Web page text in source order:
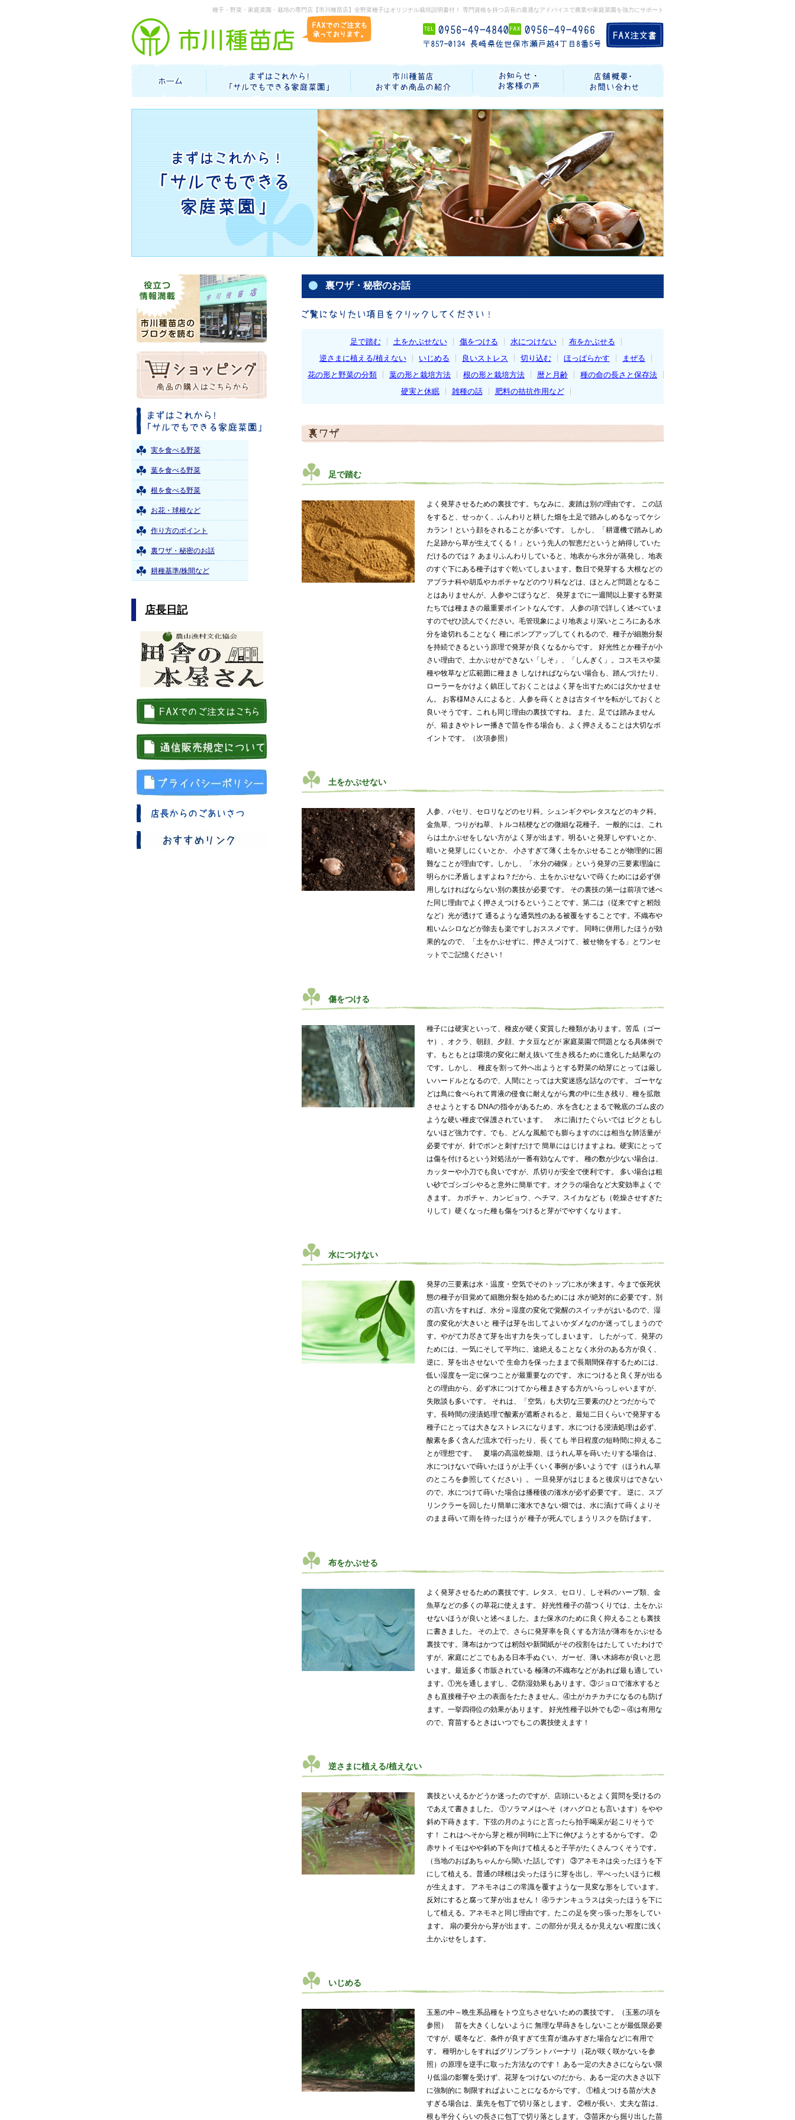
種子・野菜・家庭菜園・栽培の専門店【市川種苗店】全野菜種子はオリジナル栽培説明書付！ 専門資格を持つ店長の最適なアドバイスで農業や家庭菜園を強力にサポート
裏ワザ・秘密のお話
足で踏む 土をかぶせない 傷をつける 水につけない
布をかぶせる
逆さまに植える/植えない
いじめる 良いストレス 切り込む ほっぱらかす
まぜる
花の形と野菜の分類
葉の形と栽培方法 根の形と栽培方法 暦と月齢
種の命の長さと保存法
硬実と休眠
雑種の話 肥料の拮抗作用など
足で踏む
よく発芽させるための裏技です。ちなみに、麦踏は別の理由です。 この話
をすると、せっかく、ふんわりと耕した畑を土足で踏みしめるなってケシ
カラン！という顔をされることが多いです。 しかし、「耕運機で踏みしめ
た足跡から草が生えてくる！」という先人の智恵だというと納得していた
だけるのでは？ あまりふんわりしていると、地表から水分が蒸発し、地表
のすぐ下にある種子はすぐ乾いてしまいます。数日で発芽する 大根などの
アブラナ科や胡瓜やカボチャなどのウリ科などは、ほとんど問題となるこ
とはありませんが、人参やごぼうなど、 発芽までに一週間以上要する野菜
たちでは種まきの最重要ポイントなんです。 人参の項で詳しく述べていま
すのでぜひ読んでください。毛管現象により地表より深いところにある水
分を途切れることなく 種にポンプアップしてくれるので、種子が細胞分裂
を持続できるという原理で発芽が良くなるからです。 好光性とか種子が小
さい理由で、土かぶせができない「しそ」、「しんぎく」。コスモスや菜
種や牧草など広範囲に種まき しなければならない場合も、踏んづけたり、
ローラーをかけよく鎮圧しておくことはよく芽を出すためには欠かせませ
ん。 お客様Mさんによると、人参を蒔くときは古タイヤを転がしておくと
良いそうです。これも同じ理由の裏技ですね。 また、足では踏みません
が、箱まきやトレー播きで苗を作る場合も、よく押さえることは大切なポ
イントです。（次項参照）
土をかぶせない
人参、パセリ、セロリなどのセリ科。シュンギクやレタスなどのキク科。
金魚草、つりがね草、トルコ桔梗などの微細な花種子。 一般的には、これ
らは土かぶせをしない方がよく芽が出ます。明るいと発芽しやすいとか、
暗いと発芽しにくいとか、 小さすぎて薄く土をかぶせることが物理的に困
難なことが理由です。しかし、「水分の確保」という発芽の三要素理論に
明らかに矛盾しますよね？だから、土をかぶせないで蒔くためには必ず併
用しなければならない別の裏技が必要です。 その裏技の第一は前項で述べ
た同じ理由でよく押さえつけるということです。第二は（従来ですと籾殻
など）光が透けて 通るような通気性のある被覆をすることです。不織布や
粗いムシロなどが除去も楽ですしおススメです。 同時に併用したほうが効
果的なので、「土をかぶせずに、押さえつけて、被せ物をする」とワンセ
ットでご記憶ください！
傷をつける
種子には硬実といって、種皮が硬く変質した種類があります。苦瓜（ゴー
ヤ）、オクラ、朝顔、夕顔、ナタ豆などが 家庭菜園で問題となる具体例で
す。もともとは環境の変化に耐え抜いて生き残るために進化した結果なの
です。しかし、 種皮を割って外へ出ようとする野菜の幼芽にとっては厳し
いハードルとなるので、人間にとっては大変迷惑な話なのです。 ゴーヤな
どは鳥に食べられて胃液の侵食に耐えながら糞の中に生き残り、種を拡散
させようとする DNAの指令があるため、水を含むとまるで靴底のゴム皮の
ような硬い種皮で保護されています。 水に漬けたぐらいでは ビクともし
ないほど強力です。でも、どんな風船でも膨らますのには相当な肺活量が
必要ですが、針でポンと刺すだけで 簡単にはじけますよね。硬実にとって
は傷を付けるという対処法が一番有効なんです。 種の数が少ない場合は、
カッターや小刀でも良いですが、爪切りが安全で便利です。 多い場合は粗
い砂でゴシゴシやると意外に簡単です。オクラの場合など大変効率よくで
きます。 カボチャ、カンピョウ、ヘチマ、スイカなども（乾燥させすぎた
りして）硬くなった種も傷をつけると芽がでやすくなります。
水につけない
発芽の三要素は水・温度・空気でそのトップに水が来ます。今まで仮死状
態の種子が目覚めて細胞分裂を始めるためには 水が絶対的に必要です。別
の言い方をすれば、水分＝湿度の変化で覚醒のスイッチがはいるので、湿
度の変化が大きいと 種子は芽を出してよいかダメなのか迷ってしまうので
す。やがて力尽きて芽を出す力を失ってしまいます。 したがって、発芽の
ためには、一気にそして平均に、途絶えることなく水分のある方が良く、
逆に、芽を出させないで 生命力を保ったままで長期間保存するためには、
低い湿度を一定に保つことが最重要なのです。 水につけると良く芽が出る
との理由から、必ず水につけてから種まきする方がいらっしゃいますが、
失敗談も多いです。 それは、「空気」も大切な三要素のひとつだからで
す。長時間の浸漬処理で酸素が遮断されると、最短二日くらいで発芽する
種子にとっては大きなストレスになります。水につける浸漬処理は必ず、
酸素を多く含んだ流水で行ったり、長くても 半日程度の短時間に抑えるこ
とが理想です。 夏場の高温乾燥期、ほうれん草を蒔いたりする場合は、
水につけないで蒔いたほうが上手くいく事例が多いようです（ほうれん草
のところを参照してください）。 一旦発芽がはじまると後戻りはできない
ので、水につけて蒔いた場合は播種後の潅水が必ず必要です。 逆に、スプ
リンクラーを回したり簡単に潅水できない畑では、水に漬けて蒔くよりそ
のまま蒔いて雨を待ったほうが 種子が死んでしまうリスクを防げます。
布をかぶせる
よく発芽させるための裏技です。レタス、セロリ、しそ科のハーブ類、金
魚草などの多くの草花に使えます。 好光性種子の苗つくりでは、土をかぶ
せないほうが良いと述べました。また保水のために良く抑えることも裏技
に書きました。 その上で、さらに発芽率を良くする方法が薄布をかぶせる
裏技です。薄布はかつては籾殻や新聞紙がその役割をはたして いたわけで
すが、家庭にどこでもある日本手ぬぐい、ガーゼ、薄い木綿布が良いと思
います。最近多く市販されている 極薄の不織布などがあれば最も適してい
ます。①光を通しますし、②防湿効果もあります。③ジョロで潅水すると
きも直接種子や 土の表面をたたきません。④土がカチカチになるのも防げ
ます。一挙四得位の効果があります。 好光性種子以外でも②～④は有用な
ので、育苗するときはいつでもこの裏技使えます！
逆さまに植える/植えない
裏技といえるかどうか迷ったのですが、店頭にいるとよく質問を受けるの
であえて書きました。 ①ソラマメはへそ（オハグロとも言います）をやや
斜め下蒔きます。下弦の月のようにと言ったら拍手喝采が起こりそうで
す！ これはへそから芽と根が同時に上下に伸びようとするからです。 ②
赤サトイモはやや斜め下を向けて植えると子芋がたくさんつくそうです。
（当地のおばあちゃんから聞いた話しです） ③アネモネは尖ったほうを下
にして植える。普通の球根は尖ったほうに芽を出し、平べったいほうに根
が生えます。 アネモネはこの常識を覆すような一見変な形をしています。
反対にすると腐って芽が出ません！ ④ラナンキュラスは尖ったほうを下に
して植える。アネモネと同じ理由です。たこの足を突っ張った形をしてい
ます。 扇の要分から芽が出ます。この部分が見えるか見えない程度に浅く
土かぶせをします。
いじめる
玉葱の中～晩生系品種をトウ立ちさせないための裏技です。（玉葱の項を
参照） 苗を大きくしないように 無理な早蒔きをしないことが最低限必要
ですが、暖冬など、条件が良すぎて生育が進みすぎた場合などに有用で
す。 種明かしをすればグリンプラントバーナリ（花が咲く咲かないを参
照）の原理を逆手に取った方法なのです！ ある一定の大きさにならない限
り低温の影響を受けず、花芽をつけないのだから、ある一定の大きさ以下
に強制的に 制限すればよいことになるからです。 ①植えつける苗が大き
すぎる場合は、葉先を包丁で切り落とします。 ②根が長い、丈夫な苗は、
根も半分くらいの長さに包丁で切り落とします。 ③苗床から掘り出した苗
実を食べる野菜
葉を食べる野菜
根を食べる野菜
お花・球根など
作り方のポイント
裏ワザ・秘密のお話
耕種基準/株間など
店長日記